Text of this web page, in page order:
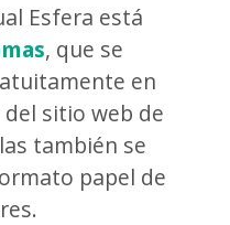
Esfera está
, que se
en
sitio web de
también se
papel de